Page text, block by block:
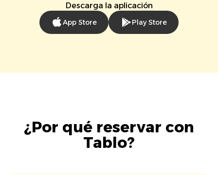
Descarga la aplicación
App Store Play Store
¿Por qué reservar con
Tablo?